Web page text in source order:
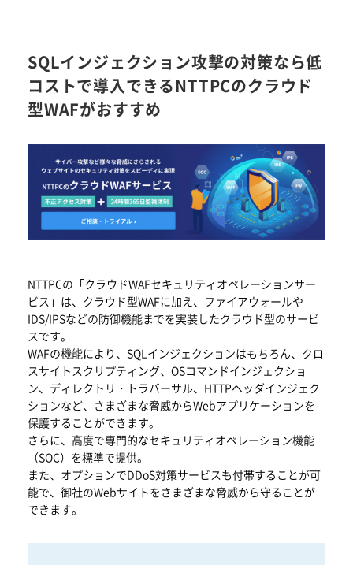
SQLインジェクション攻撃の対策なら低
コストで導入できるNTTPCのクラウド
型WAFがおすすめ
NTTPCの「クラウドWAFセキュリティオペレーションサー
ビス」は、クラウド型WAFに加え、ファイアウォールや
IDS/IPSなどの防御機能までを実装したクラウド型のサービ
スです。
WAFの機能により、SQLインジェクションはもちろん、クロ
スサイトスクリプティング、OSコマンドインジェクショ
ン、ディレクトリ・トラバーサル、HTTPヘッダインジェク
ションなど、さまざまな脅威からWebアプリケーションを
保護することができます。
さらに、高度で専門的なセキュリティオペレーション機能
（SOC）を標準で提供。
また、オプションでDDoS対策サービスも付帯することが可
能で、御社のWebサイトをさまざまな脅威から守ることが
できます。